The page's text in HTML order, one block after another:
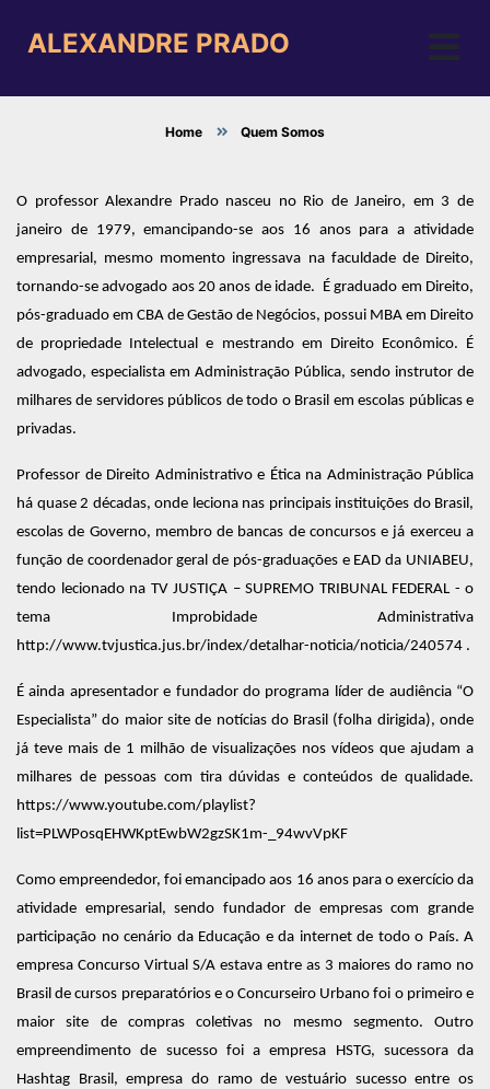
ALEXANDRE PRADO
Home Quem Somos
O professor Alexandre Prado nasceu no Rio de Janeiro, em 3 de
janeiro de 1979, emancipando-se aos 16 anos para a atividade
empresarial, mesmo momento ingressava na faculdade de Direito,
tornando-se advogado aos 20 anos de idade. É graduado em Direito,
pós-graduado em CBA de Gestão de Negócios, possui MBA em Direito
de propriedade Intelectual e mestrando em Direito Econômico. É
advogado, especialista em Administração Pública, sendo instrutor de
milhares de servidores públicos de todo o Brasil em escolas públicas e
privadas.
Professor de Direito Administrativo e Ética na Administração Pública
há quase 2 décadas, onde leciona nas principais instituições do Brasil,
escolas de Governo, membro de bancas de concursos e já exerceu a
função de coordenador geral de pós-graduações e EAD da UNIABEU,
tendo lecionado na TV JUSTIÇA – SUPREMO TRIBUNAL FEDERAL - o
tema Improbidade Administrativa
http://www.tvjustica.jus.br/index/detalhar-noticia/noticia/240574 .
É ainda apresentador e fundador do programa líder de audiência “O
Especialista” do maior site de notícias do Brasil (folha dirigida), onde
já teve mais de 1 milhão de visualizações nos vídeos que ajudam a
milhares de pessoas com tira dúvidas e conteúdos de qualidade.
https://www.youtube.com/playlist?
list=PLWPosqEHWKptEwbW2gzSK1m-_94wvVpKF
Como empreendedor, foi emancipado aos 16 anos para o exercício da
atividade empresarial, sendo fundador de empresas com grande
participação no cenário da Educação e da internet de todo o País. A
empresa Concurso Virtual S/A estava entre as 3 maiores do ramo no
Brasil de cursos preparatórios e o Concurseiro Urbano foi o primeiro e
maior site de compras coletivas no mesmo segmento. Outro
empreendimento de sucesso foi a empresa HSTG, sucessora da
Hashtag Brasil, empresa do ramo de vestuário sucesso entre os